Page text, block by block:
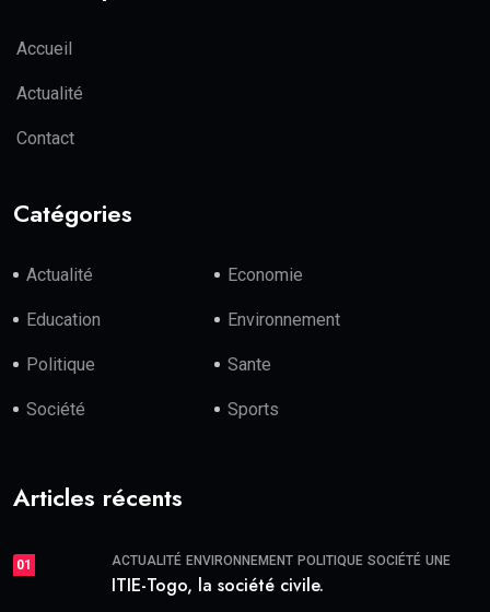
Accueil
Actualité
Contact
Catégories
Actualité Economie
Education Environnement
Politique Sante
Société Sports
Articles récents
01 ACTUALITÉ ENVIRONNEMENT POLITIQUE SOCIÉTÉ UNE
ITIE-Togo, la société civile.